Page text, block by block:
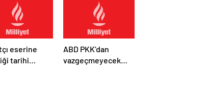
eserine
tarihi
ABD PKK’dan
vazgeçmeyecek